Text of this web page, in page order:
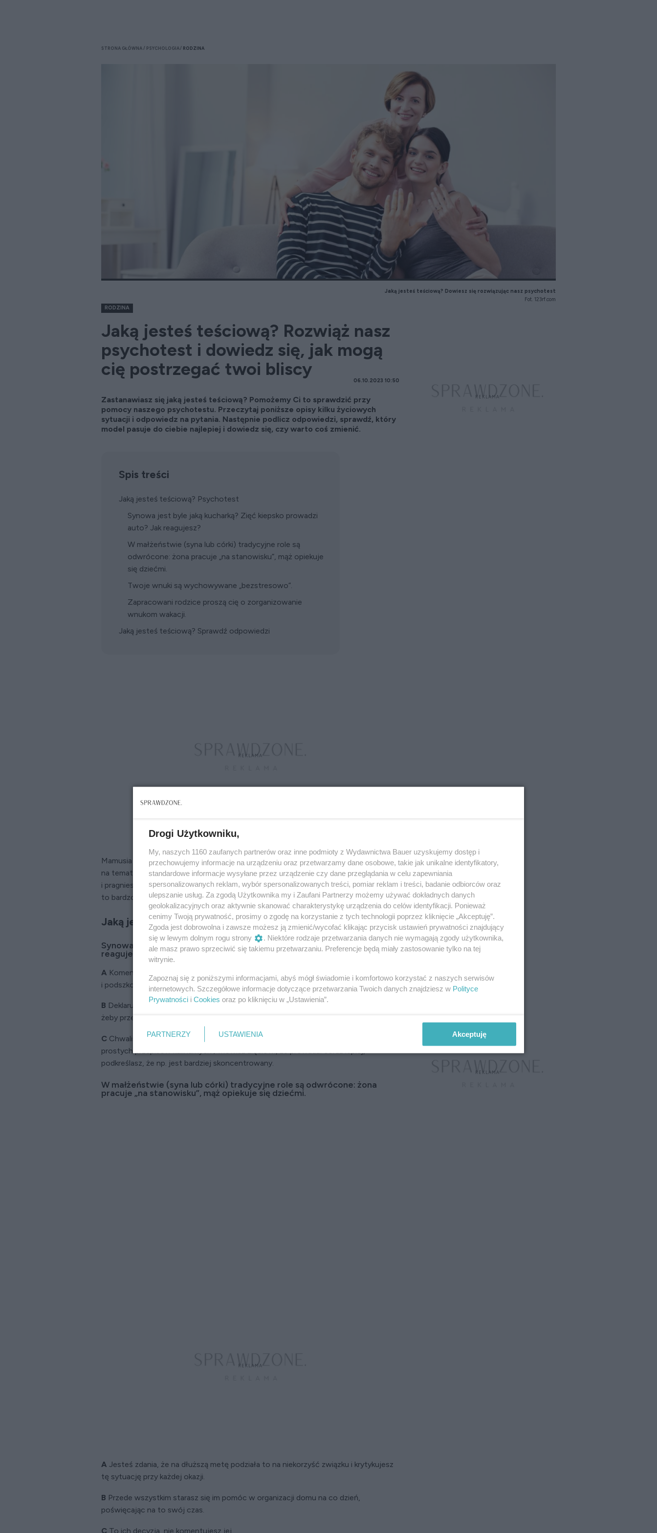
STRONA GŁÓWNA PSYCHOLOGIA RODZINA
Jaką jesteś teściową? Dowiesz się rozwiązując nasz psychotest
Fot. 123rf.com
RODZINA
Jaką jesteś teściową? Rozwiąż nasz
psychotest i dowiedz się, jak mogą
cię postrzegać twoi bliscy
06.10.2023 10:50
Zastanawiasz się jaką jesteś teściową? Pomożemy Ci to sprawdzić przy
pomocy naszego psychotestu. Przeczytaj poniższe opisy kilku życiowych
sytuacji i odpowiedz na pytania. Następnie podlicz odpowiedzi, sprawdź, który
model pasuje do ciebie najlepiej i dowiedz się, czy warto coś zmienić.
Spis treści
Jaką jesteś teściową? Psychotest
Synowa jest byle jaką kucharką? Zięć kiepsko prowadzi
auto? Jak reagujesz?
W małżeństwie (syna lub córki) tradycyjne role są
odwrócone: żona pracuje „na stanowisku”, mąż opiekuje
się dziećmi.
Twoje wnuki są wychowywane „bezstresowo”.
Zapracowani rodzice proszą cię o zorganizowanie
wnukom wakacji.
Jaką jesteś teściową? Sprawdź odpowiedzi
Mamusia tą miotłą zamiata, czy na niej odlatuje? – to jeden z wielu dowcipów
na temat teściowej. Na pewno nie chcesz być tematem złośliwych żartów
i pragniesz szczęścia bliskich. Dobre relacje z dorosłymi dziećmi oraz ich małżonkami
to bardzo ważny element życia rodzinnego.
Jaką jesteś teściową? Psychotest
Synowa jest byle jaką kucharką? Zięć kiepsko prowadzi auto? Jak
reagujesz?
A Komentujesz ich słabe umiejętności, bo chcesz, żeby się zmobilizowali
i podszkolili.
B Deklarujesz, że mogą jadać obiady u ciebie, nawet codziennie / namawiasz zięcia,
żeby przestał prowadzić, bo to niebezpieczne!
C Chwalisz próby synowej, a przy okazji ofiarowujesz jej zestaw sprawdzonych
prostych przepisów kulinarnych / mówisz zięciowi, że prowadzi coraz lepiej,
podkreślasz, że np. jest bardziej skoncentrowany.
W małżeństwie (syna lub córki) tradycyjne role są odwrócone: żona
pracuje „na stanowisku”, mąż opiekuje się dziećmi.
A Jesteś zdania, że na dłuższą metę podziała to na niekorzyść związku i krytykujesz
tę sytuację przy każdej okazji.
B Przede wszystkim starasz się im pomóc w organizacji domu na co dzień,
poświęcając na to swój czas.
C To ich decyzja, nie komentujesz jej.
Drogi Użytkowniku,
My, naszych 1160 zaufanych partnerów oraz inne podmioty z Wydawnictwa Bauer uzyskujemy dostęp i
przechowujemy informacje na urządzeniu oraz przetwarzamy dane osobowe, takie jak unikalne identyfikatory,
standardowe informacje wysyłane przez urządzenie czy dane przeglądania w celu zapewniania
spersonalizowanych reklam, wybór spersonalizowanych treści, pomiar reklam i treści, badanie odbiorców oraz
ulepszanie usług. Za zgodą Użytkownika my i Zaufani Partnerzy możemy używać dokładnych danych
geolokalizacyjnych oraz aktywnie skanować charakterystykę urządzenia do celów identyfikacji. Ponieważ
cenimy Twoją prywatność, prosimy o zgodę na korzystanie z tych technologii poprzez kliknięcie „Akceptuję”.
Zgoda jest dobrowolna i zawsze możesz ją zmienić/wycofać klikając przycisk ustawień prywatności znajdujący
się w lewym dolnym rogu strony
. Niektóre rodzaje przetwarzania danych nie wymagają zgody użytkownika,
ale masz prawo sprzeciwić się takiemu przetwarzaniu. Preferencje będą miały zastosowanie tylko na tej
witrynie.
Zapoznaj się z poniższymi informacjami, abyś mógł świadomie i komfortowo korzystać z naszych serwisów
internetowych. Szczegółowe informacje dotyczące przetwarzania Twoich danych znajdziesz w Polityce
Prywatności i Cookies oraz po kliknięciu w „Ustawienia”.
PARTNERZY USTAWIENIA Akceptuję